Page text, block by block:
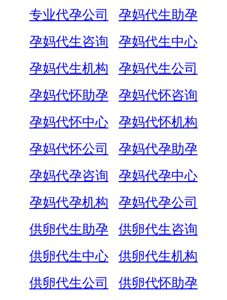
专业代孕公司
孕妈代生助孕
孕妈代生咨询
孕妈代生中心
孕妈代生机构
孕妈代生公司
孕妈代怀助孕
孕妈代怀咨询
孕妈代怀中心
孕妈代怀机构
孕妈代怀公司
孕妈代孕助孕
孕妈代孕咨询
孕妈代孕中心
孕妈代孕机构
孕妈代孕公司
供卵代生助孕
供卵代生咨询
供卵代生中心
供卵代生机构
供卵代生公司
供卵代怀助孕